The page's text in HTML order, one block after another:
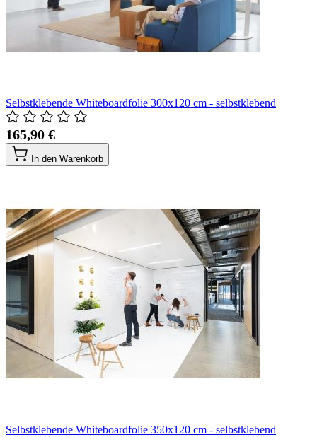
Selbstklebende Whiteboardfolie 300x120 cm - selbstklebend
165,90 €
In den Warenkorb
Selbstklebende Whiteboardfolie 350x120 cm - selbstklebend